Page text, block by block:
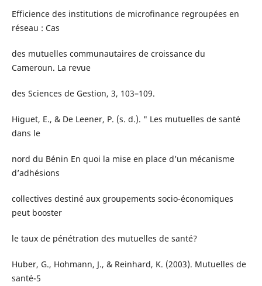
Efficience des institutions de microfinance regroupées en
réseau : Cas
des mutuelles communautaires de croissance du
Cameroun. La revue
des Sciences de Gestion, 3, 103–109.
Higuet, E., & De Leener, P. (s. d.). " Les mutuelles de santé
dans le
nord du Bénin En quoi la mise en place d’un mécanisme
d’adhésions
collectives destiné aux groupements socio-économiques
peut booster
le taux de pénétration des mutuelles de santé?
Huber, G., Hohmann, J., & Reinhard, K. (2003). Mutuelles de
santé-5